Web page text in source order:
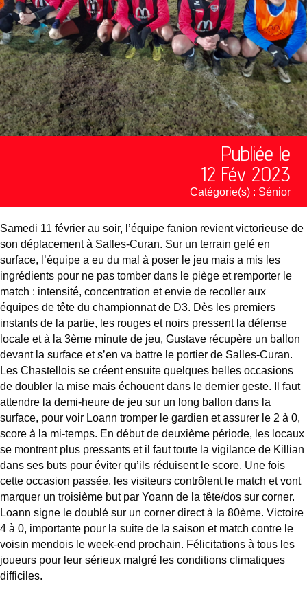
Publiée le
12 Fév 2023
Catégorie(s) : Sénior
Samedi 11 février au soir, l’équipe fanion revient victorieuse de
son déplacement à Salles-Curan. Sur un terrain gelé en
surface, l’équipe a eu du mal à poser le jeu mais a mis les
ingrédients pour ne pas tomber dans le piège et remporter le
match : intensité, concentration et envie de recoller aux
équipes de tête du championnat de D3. Dès les premiers
instants de la partie, les rouges et noirs pressent la défense
locale et à la 3ème minute de jeu, Gustave récupère un ballon
devant la surface et s’en va battre le portier de Salles-Curan.
Les Chastellois se créent ensuite quelques belles occasions
de doubler la mise mais échouent dans le dernier geste. Il faut
attendre la demi-heure de jeu sur un long ballon dans la
surface, pour voir Loann tromper le gardien et assurer le 2 à 0,
score à la mi-temps. En début de deuxième période, les locaux
se montrent plus pressants et il faut toute la vigilance de Killian
dans ses buts pour éviter qu’ils réduisent le score. Une fois
cette occasion passée, les visiteurs contrôlent le match et vont
marquer un troisième but par Yoann de la tête/dos sur corner.
Loann signe le doublé sur un corner direct à la 80ème. Victoire
4 à 0, importante pour la suite de la saison et match contre le
voisin mendois le week-end prochain. Félicitations à tous les
joueurs pour leur sérieux malgré les conditions climatiques
difficiles.